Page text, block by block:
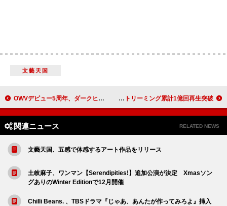
文藝天国
OWVデビュー5周年、ダークヒーローのような闘志を「BLACK CROWN」MVで表現 BE:FIRST「夢中」自身最速でストリーミング累計1億回再生突破
関連ニュース RELATED NEWS
文藝天国、五感で体感するアート作品をリリース
土岐麻子、ワンマン【Serendipities!】追加公演が決定 Xmasソン
グありのWinter Editionで12月開催
Chilli Beans. 、TBSドラマ『じゃあ、あんたが作ってみろよ』挿入